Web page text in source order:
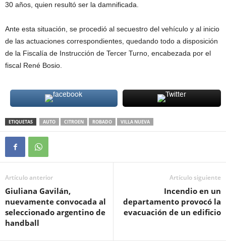
30 años, quien resultó ser la damnificada.
Ante esta situación, se procedió al secuestro del vehículo y al inicio
de las actuaciones correspondientes, quedando todo a disposición
de la Fiscalía de Instrucción de Tercer Turno, encabezada por el
fiscal René Bosio.
ETIQUETAS AUTO CITROEN ROBADO VILLA NUEVA
Artículo anterior
Giuliana Gavilán,
nuevamente convocada al
seleccionado argentino de
handball
Artículo siguiente
Incendio en un
departamento provocó la
evacuación de un edificio